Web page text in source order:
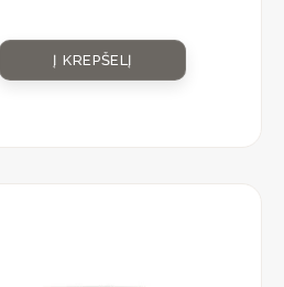
Į KREPŠELĮ